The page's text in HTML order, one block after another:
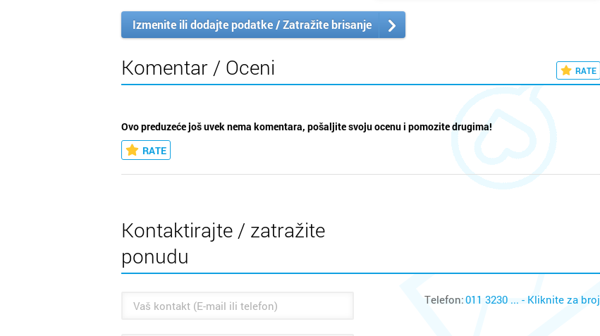
Izmenite ili dodajte podatke / Zatražite brisanje
Komentar / Oceni RATE
Ovo preduzeće još uvek nema komentara, pošaljite svoju ocenu i pomozite drugima!
RATE
Kontaktirajte / zatražite
ponudu
Telefon:011 3230 ... - Kliknite za broj